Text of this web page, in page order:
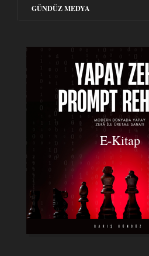
GÜNDÜZ MEDYA
E-Kitap